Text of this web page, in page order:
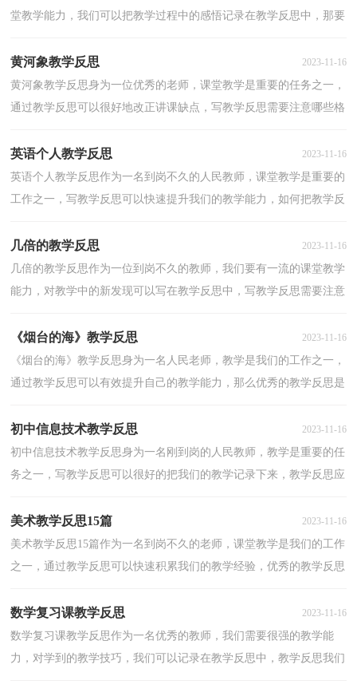
堂教学能力，我们可以把教学过程中的感悟记录在教学反思中，那要
黄河象教学反思 2023-11-16
黄河象教学反思身为一位优秀的老师，课堂教学是重要的任务之一，
通过教学反思可以很好地改正讲课缺点，写教学反思需要注意哪些格
英语个人教学反思 2023-11-16
英语个人教学反思作为一名到岗不久的人民教师，课堂教学是重要的
工作之一，写教学反思可以快速提升我们的教学能力，如何把教学反
几倍的教学反思 2023-11-16
几倍的教学反思作为一位到岗不久的教师，我们要有一流的课堂教学
能力，对教学中的新发现可以写在教学反思中，写教学反思需要注意
《烟台的海》教学反思 2023-11-16
《烟台的海》教学反思身为一名人民老师，教学是我们的工作之一，
通过教学反思可以有效提升自己的教学能力，那么优秀的教学反思是
初中信息技术教学反思 2023-11-16
初中信息技术教学反思身为一名刚到岗的人民教师，教学是重要的任
务之一，写教学反思可以很好的把我们的教学记录下来，教学反思应
美术教学反思15篇 2023-11-16
美术教学反思15篇作为一名到岗不久的老师，课堂教学是我们的工作
之一，通过教学反思可以快速积累我们的教学经验，优秀的教学反思
数学复习课教学反思 2023-11-16
数学复习课教学反思作为一名优秀的教师，我们需要很强的教学能
力，对学到的教学技巧，我们可以记录在教学反思中，教学反思我们